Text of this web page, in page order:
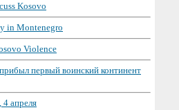
Kosovo
in Montenegro
Violence
первый воинский континент
4 апреля